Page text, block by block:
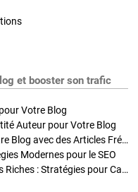
et booster son trafic
Votre Blog
Auteur pour Votre Blog
Stratégies de Publication : Boostez Votre Blog avec des Articles Fréquents et Exclusifs
Modernes pour le SEO
Enrichir Vos Articles avec des Contenus Riches : Stratégies pour Captiver et Optimiser